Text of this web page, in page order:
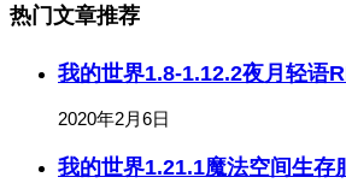
热门文章推荐
我的世界1.8-1.12.2夜月轻语
2020年2月6日
我的世界1.21.1魔法空间生存